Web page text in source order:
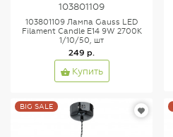
103801109
103801109 Лампа Gauss LED
Filament Candle E14 9W 2700К
1/10/50, шт
249 р.
Купить
BIG SALE